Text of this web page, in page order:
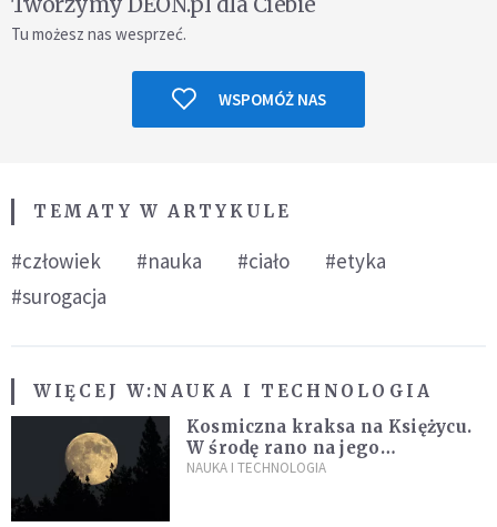
Tu możesz nas wesprzeć.
WSPOMÓŻ NAS
TEMATY W ARTYKULE
#człowiek #nauka #ciało
#etyka
#surogacja
WIĘCEJ W:NAUKA I TECHNOLOGIA
Kosmiczna kraksa na Księżycu.
W środę rano na jego
powierzchni dojdzie do
NAUKA I TECHNOLOGIA